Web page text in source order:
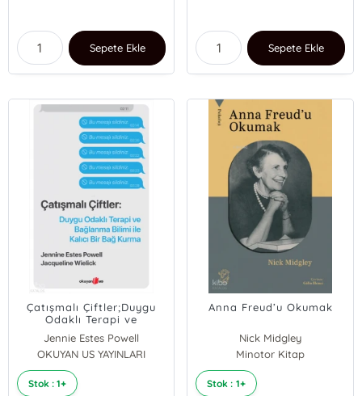
Sepete Ekle Sepete Ekle
Çatışmalı Çiftler;Duygu
Odaklı Terapi ve
Bağlanma Bilimi ile Kalıcı
Bir Bağ Kurma
Jennie Estes Powell
Jacqueline Wielick
OKUYAN US YAYINLARI
Stok : 1+
Anna Freud’u Okumak
Nick Midgley
Minotor Kitap
Stok : 1+